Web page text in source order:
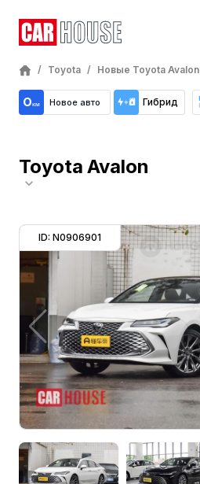
/ Toyota / Новые Toyota Avalon
Новое авто Гибрид
Toyota Avalon
ID: N0906901